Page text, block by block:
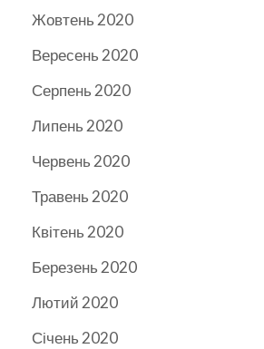
Жовтень 2020
Вересень 2020
Серпень 2020
Липень 2020
Червень 2020
Травень 2020
Квітень 2020
Березень 2020
Лютий 2020
Січень 2020